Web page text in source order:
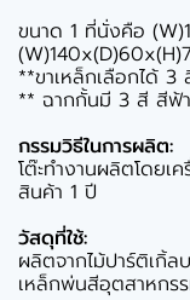
ขนาด 1 ที่นั่งคือ
**ขาเหล็กเลือกได้ 3
** ฉากกั้นมี 3 สี สีฟ้า
กรรมวิธีในการผลิต:
โต๊ะทำงานผลิตโดยเ
สินค้า 1 ปี
วัสดุที่ใช้:
ผลิตจากไม้ปาร์ติเกิ้
เหล็กพ่นสีอุตสาหกร